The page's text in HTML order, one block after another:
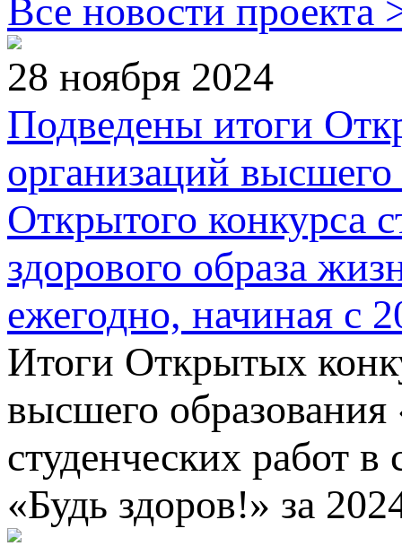
Все новости проекта
28 ноября 2024
Подведены итоги
организаций
Открытого конкурса
здорового образа
ежегодно, начиная с
Итоги Открытых
высшего
студенческих работ
«Будь здоров!» за